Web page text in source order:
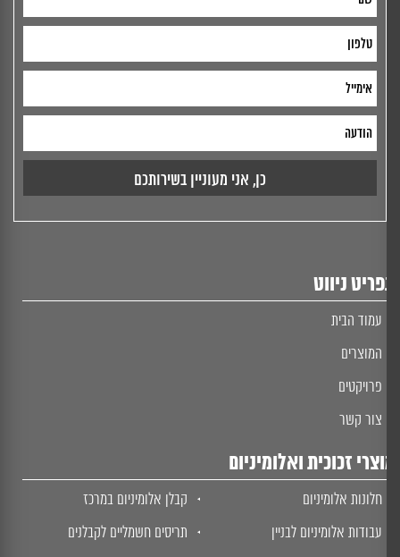
ניווט
עמוד הבית
המוצרים
פרויקטים
צור קשר
זכוכית ואלומיניום
חלונות אלומיניום
עבודות אלומיניום לבניין
קבלן אלומיניום במרכז
תריסים חשמליים לקבלנים